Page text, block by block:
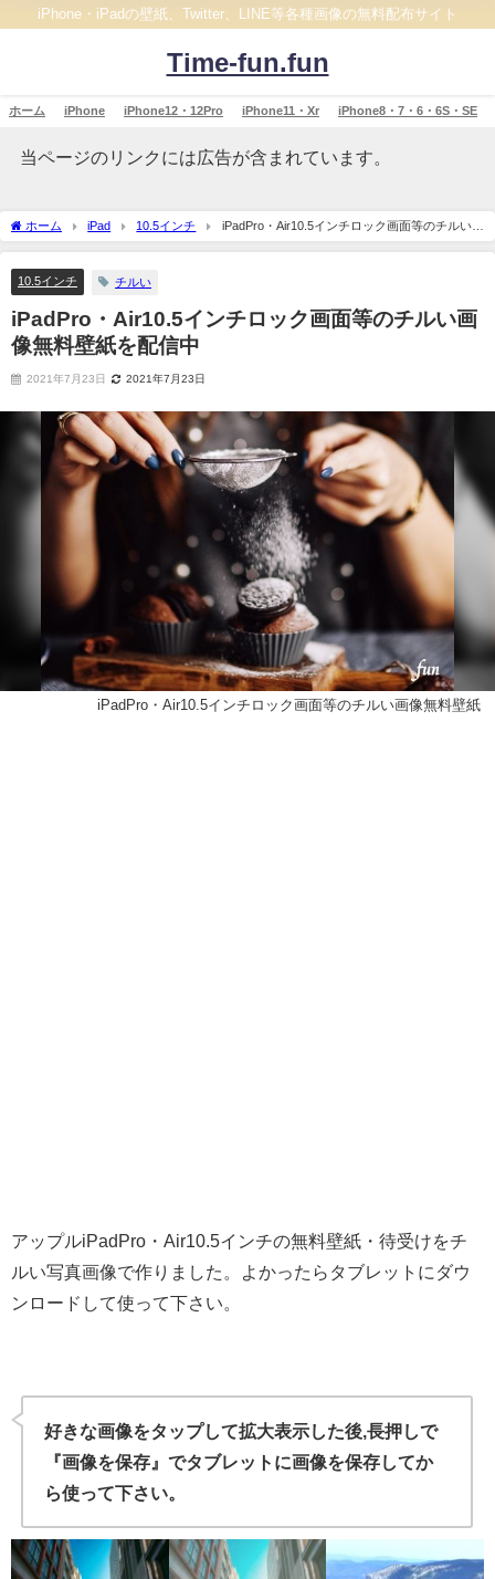
iPhone・iPadの壁紙、Twitter、LINE等各種画像の無料配布サイト
Time-fun.fun
ホーム iPhone iPhone12・12Pro iPhone11・Xr iPhone8・7・6・6S・SE
当ページのリンクには広告が含まれています。
ホーム iPad 10.5インチ
iPadPro・Air10.5インチロック画面等のチルい画
像無料壁紙を配信中
10.5インチ チルい
iPadPro・Air10.5インチロック画面等のチルい画
像無料壁紙を配信中
2021年7月23日 2021年7月23日
iPadPro・Air10.5インチロック画面等のチルい画像無料壁紙
アップルiPadPro・Air10.5インチの無料壁紙・待受けをチ
ルい写真画像で作りました。よかったらタブレットにダウ
ンロードして使って下さい。
好きな画像をタップして拡大表示した後,長押しで
『画像を保存』でタブレットに画像を保存してか
ら使って下さい。